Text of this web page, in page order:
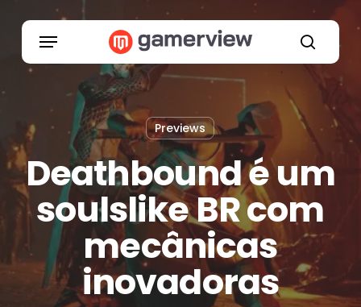
content
search
Menu
Previews
Deathbound é um
soulslike BR com
mecânicas
inovadoras